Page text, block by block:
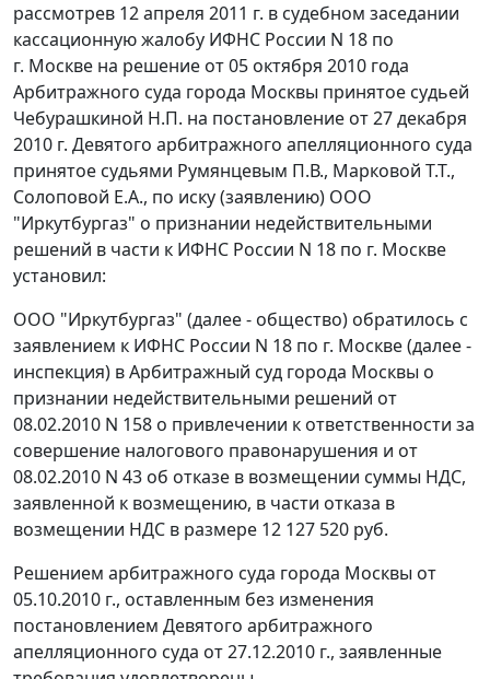
рассмотрев 12 апреля 2011 г. в судебном заседании
кассационную жалобу ИФНС России N 18 по
г. Москве на решение от 05 октября 2010 года
Арбитражного суда города Москвы принятое судьей
Чебурашкиной Н.П. на постановление от 27 декабря
2010 г. Девятого арбитражного апелляционного суда
принятое судьями Румянцевым П.В., Марковой Т.Т.,
Солоповой Е.А., по иску (заявлению) ООО
"Иркутбургаз" о признании недействительными
решений в части к ИФНС России N 18 по г. Москве
установил:
ООО "Иркутбургаз" (далее - общество) обратилось с
заявлением к ИФНС России N 18 по г. Москве (далее -
инспекция) в Арбитражный суд города Москвы о
признании недействительными решений от
08.02.2010 N 158 о привлечении к ответственности за
совершение налогового правонарушения и от
08.02.2010 N 43 об отказе в возмещении суммы НДС,
заявленной к возмещению, в части отказа в
возмещении НДС в размере 12 127 520 руб.
Решением арбитражного суда города Москвы от
05.10.2010 г., оставленным без изменения
постановлением Девятого арбитражного
апелляционного суда от 27.12.2010 г., заявленные